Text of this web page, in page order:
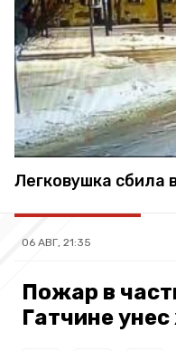
Легковушка сбила
06 АВГ, 21:35
Пожар в
Гатчине